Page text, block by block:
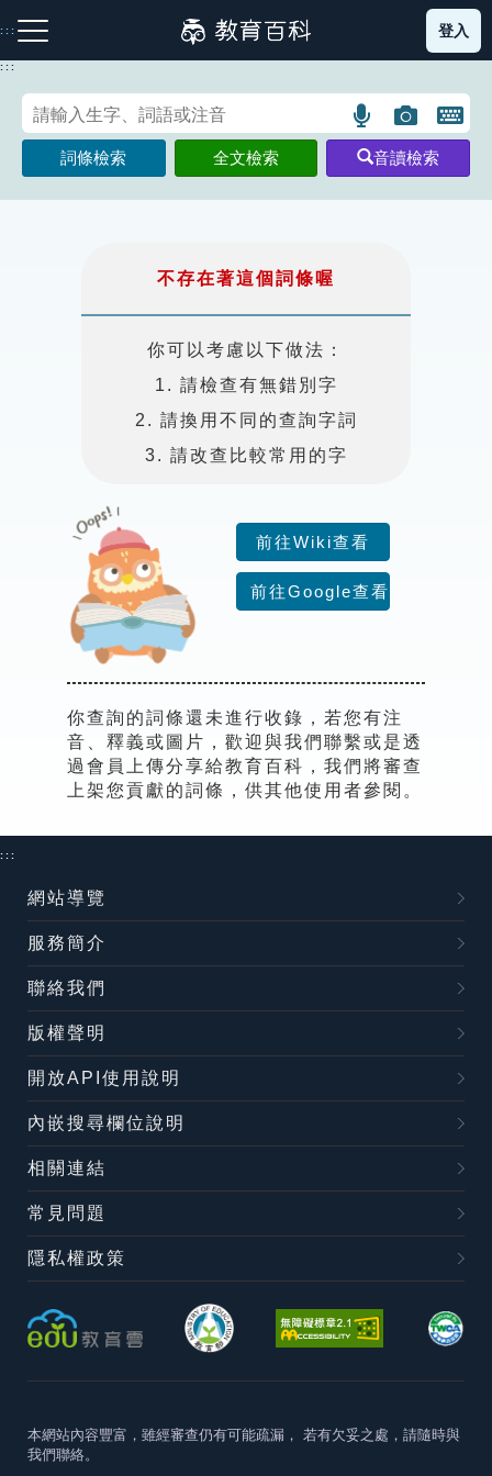
到
主
:::
注音索引圖示 筆畫索引圖示 部首索引表圖示
索引選單
知識索引
單字索引
生命大百科索引
教學應用
登入
:::
語
言
搜
尋
圖
片
搜
尋
開
鍵
盤
詞條檢索 全文檢索 音讀檢索
不存在著這個詞條喔
你可以考慮以下做法：
1. 請檢查有無錯別字
2. 請換用不同的查詢字詞
3. 請改查比較常用的字
前往Wiki查看
前往Google查看
你查詢的詞條還未進行收錄，若您有注
音、釋義或圖片，歡迎與我們聯繫或是透
過會員上傳分享給教育百科，我們將審查
上架您貢獻的詞條，供其他使用者參閱。
:::
網站導覽
服務簡介
聯絡我們
版權聲明
開放API使用說明
內嵌搜尋欄位說明
相關連結
常見問題
隱私權政策
本網站內容豐富，雖經審查仍有可能疏漏， 若有欠妥之處，請隨時與
我們聯絡。